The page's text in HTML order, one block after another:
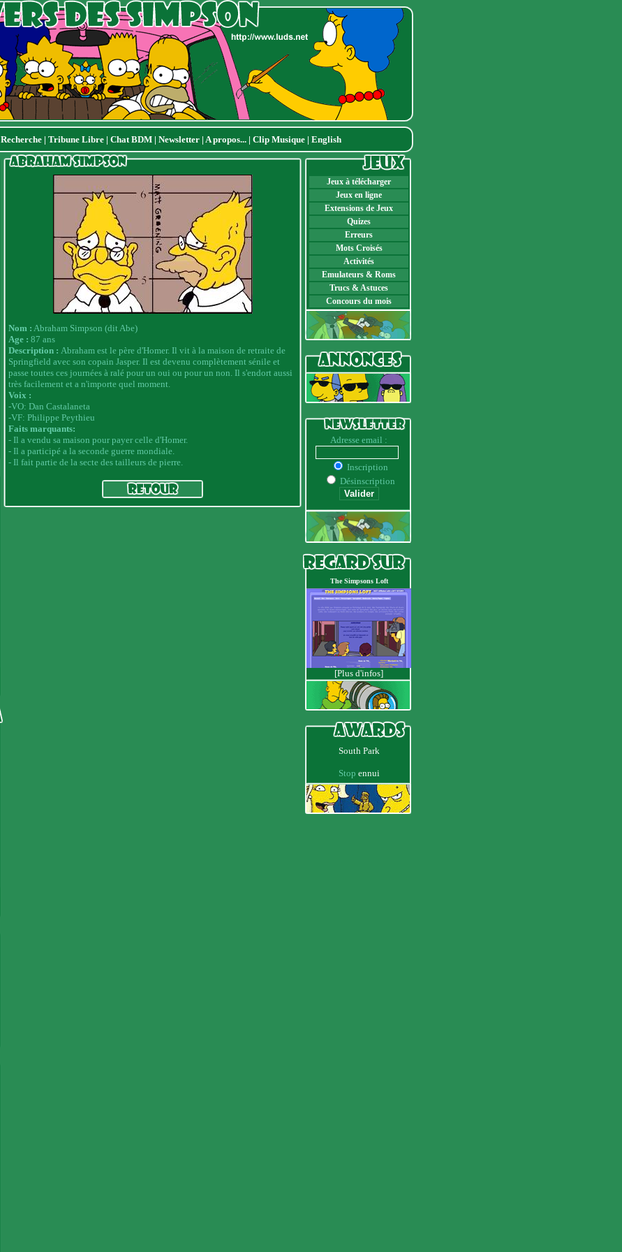
Recherche| Tribune Libre | Chat BDM | Newsletter| A propos...| Clip Musique| English
Nom : Abraham Simpson (dit Abe)
Age : 87 ans
Description : Abraham est le père d'Homer. Il vit à la maison de retraite de
Springfield avec son copain Jasper. Il est devenu complètement sénile et
passe toutes ces journées à ralé pour un oui ou pour un non. Il s'endort aussi
très facilement et a n'importe quel moment.
Voix :
-VO: Dan Castalaneta
-VF: Philippe Peythieu
Faits marquants:
- Il a vendu sa maison pour payer celle d'Homer.
- Il a participé a la seconde guerre mondiale.
- Il fait partie de la secte des tailleurs de pierre.
Jeux à télécharger
Jeux en ligne
Extensions de Jeux
Quizes
Erreurs
Mots Croisés
Activités
Emulateurs & Roms
Trucs & Astuces
Concours du mois
Adresse email :
Inscription
Désinscription
The Simpsons Loft
[Plus d'infos]
South Park
Stop ennui